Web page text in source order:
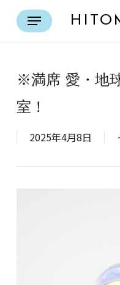
Menu
※満席 愛・地
室！
2025年4月8日